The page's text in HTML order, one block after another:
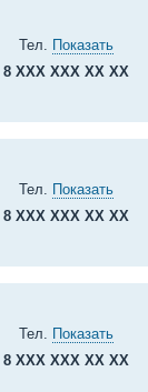
Тел. Показать
8 XXX XXX XX XX
Тел. Показать
8 XXX XXX XX XX
Тел. Показать
8 XXX XXX XX XX